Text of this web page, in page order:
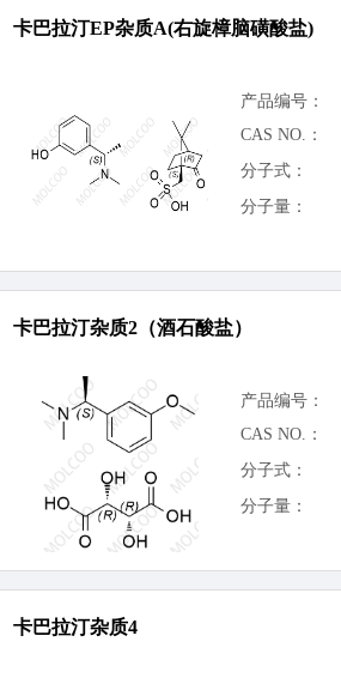
卡巴拉汀EP杂质A(右旋樟脑磺酸盐)
产品编号：
CAS NO.：
分子式：
分子量：
卡巴拉汀杂质2（酒石酸盐）
产品编号：
CAS NO.：
分子式：
分子量：
卡巴拉汀杂质4